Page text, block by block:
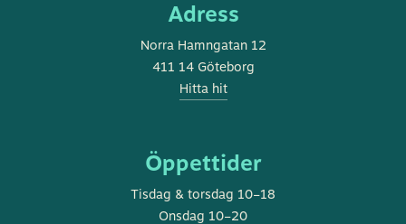
Adress
Norra Hamngatan 12
411 14 Göteborg
Hitta hit
Öppettider
Tisdag & torsdag 10–18
Onsdag 10–20